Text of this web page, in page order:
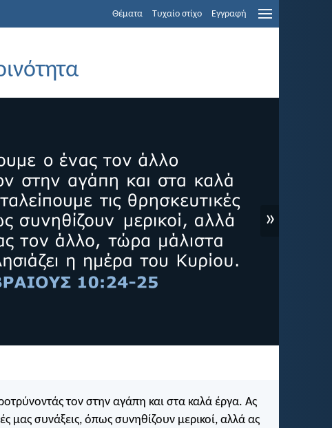
Θέματα Τυχαίο στίχο Εγγραφή
»
τον στην αγάπη και στα καλά έργα. Ας
μας συνάξεις, όπως συνηθίζουν μερικοί, αλλά ας